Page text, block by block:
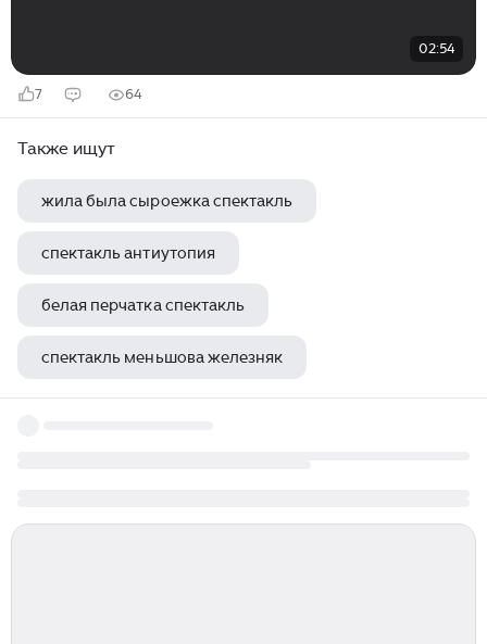
02:54
7 64
Также ищут
жила была сыроежка спектакль
спектакль антиутопия
белая перчатка спектакль
спектакль меньшова железняк